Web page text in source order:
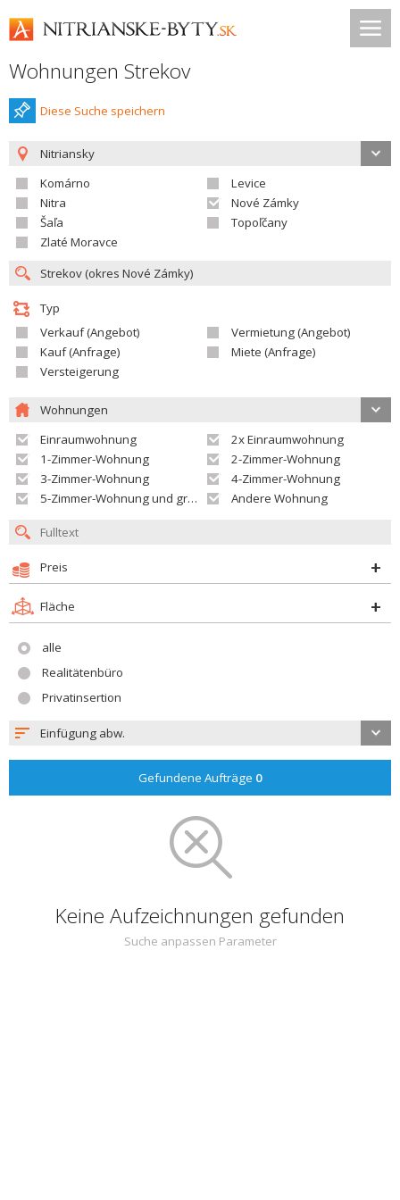
Wohnungen Strekov
Diese Suche speichern
Nitriansky
Komárno
Levice
Nitra
Nové Zámky
Šaľa
Topoľčany
Zlaté Moravce
Typ
Verkauf (Angebot)
Vermietung (Angebot)
Kauf (Anfrage)
Miete (Anfrage)
Versteigerung
Wohnungen
Einraumwohnung
2x Einraumwohnung
1-Zimmer-Wohnung
2-Zimmer-Wohnung
3-Zimmer-Wohnung
4-Zimmer-Wohnung
5-Zimmer-Wohnung und größer
Andere Wohnung
Preis
Fläche
alle
Realitätenbüro
Privatinsertion
Einfügung abw.
Gefundene Aufträge 0
Keine Aufzeichnungen gefunden
Suche anpassen Parameter